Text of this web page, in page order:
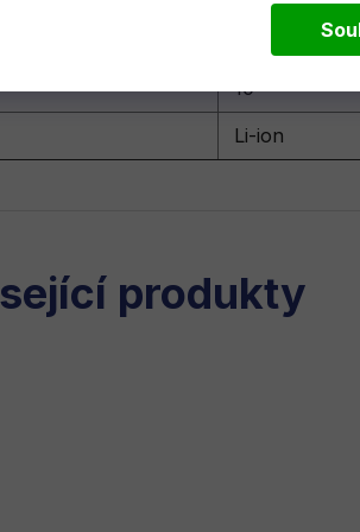
10 mm
10
Li-ion
produkty